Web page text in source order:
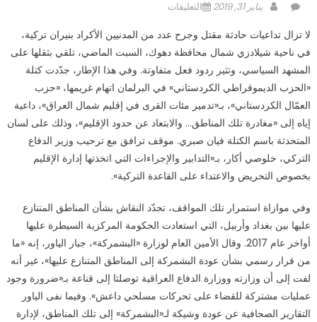
Posted
يناير 31, 2019Author التعليقاتعلى
|
حادثة
دهوك
تُحيي
جدل
المناطق
المتنازع
عليها
مغلقة
لا تزال تداعيات حادثة مقتل وجرح عدد من المدنيين الأكراد بنيران تركية،
في ناحية شيلادزي شمال محافظة دهوك، السبت الماضي، تلقي بثقلها على
المشهد السياسي، وتثير ردود فعل متفاوتة. وفي هذا الإطار، جدّدت كتلة
«الحزب الديموقراطي الكردستاني» في البرلمان اتهام غريمها، «حزب
العمّال الكردستاني»، بـ«تدمير مئات القرى في إقليم شمال العراق»، داعية
إياه إلى «مغادرة تلك المناطق… والابتعاد عن حدود الإقليم»، وذلك على لسان
المتحدثة باسم الكتلة فيان صبري. موقف ترافق مع ترحيب وزير الدفاع
التركي، خلوصي أكار، بـ«التدابير والإجراءات التي اتخذتها إدارة الإقليم
بخصوص التحريض والاعتداء على القاعدة التركية».
وفي موازاة استمرار تلك المواقف، تجدّد النقاش بشأن المناطق المتنازع
عليها بين بغداد وأربيل، التي استعادت الحكومة المركزية السيطرة عليها
أواخر عام 2017. وقال الأمين العام لوزارة «البشمركة»، جبار الياور، إنه «ما
من قرار رسمي بشأن عودة البشمركة إلى المناطق المتنازع عليها»، غير أنه
لفت إلى أن وزارته ووزارة الدفاع العراقية توصلتا إلى قناعة بـ«ضرورة وجود
عمليات مشتركة للقضاء على تحركات مسلحي داعش». وفيما نفى الياور
التقارير الصحافية عن عودة وشيكة لـ«البشمركة» إلى تلك المناطق، لإدارة